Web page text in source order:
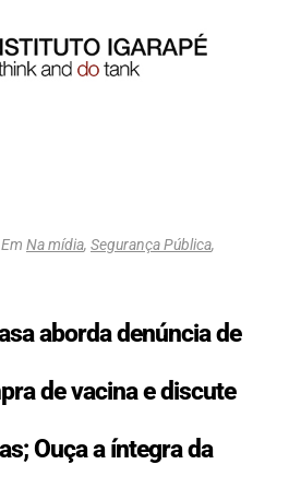
Em Na mídia, Segurança Pública,
aborda denúncia de
de vacina e discute
Ouça a íntegra da